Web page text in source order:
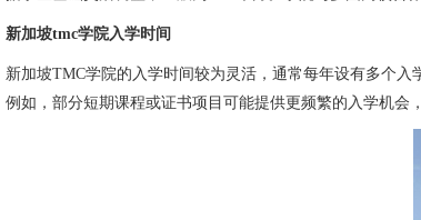
新加坡tmc学院入学时间
新加坡TMC学院的入学时间较为灵活，通常每年设有多个
例如，部分短期课程或证书项目可能提供更频繁的入学机会